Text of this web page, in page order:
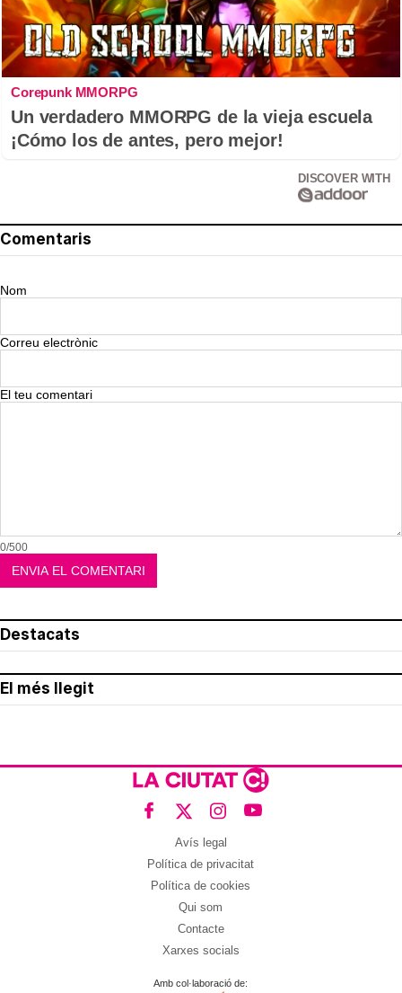
Corepunk MMORPG
Un verdadero MMORPG de la vieja escuela
¡Cómo los de antes, pero mejor!
DISCOVER WITH
Comentaris
Nom
Correu electrònic
El teu comentari
0/500
Destacats
El més llegit
Avís legal
Política de privacitat
Política de cookies
Qui som
Contacte
Xarxes socials
Amb col·laboració de: